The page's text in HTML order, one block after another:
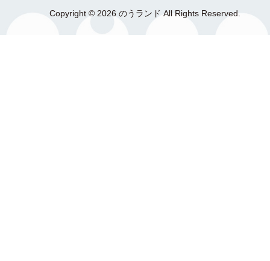
Copyright © 2026 のうランド All Rights Reserved.